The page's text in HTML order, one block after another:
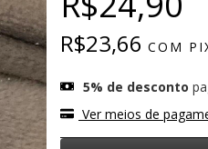
R$23,66 COM
5% de desconto
Ver meios de